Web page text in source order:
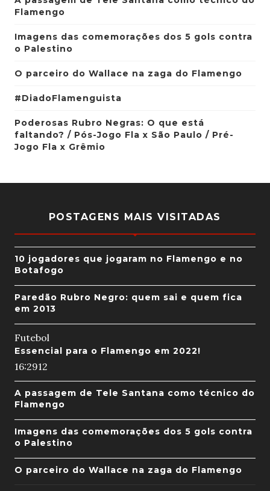
Flamengo
Imagens das comemorações dos 5 gols contra
o Palestino
O parceiro do Wallace na zaga do Flamengo
#DiadoFlamenguista
Poderosas Rubro Negras: O que está
faltando? / Pós-Jogo Fla x São Paulo / Pré-
Jogo Fla x Grêmio
POSTAGENS MAIS VISITADAS
10 jogadores que jogaram no Flamengo e no
Botafogo
Paredão Rubro Negro: quem sai e quem fica
em 2013
Futebol
Essencial para o Flamengo em 2022!
16:2912
A passagem de Tele Santana como técnico do
Flamengo
Imagens das comemorações dos 5 gols contra
o Palestino
O parceiro do Wallace na zaga do Flamengo